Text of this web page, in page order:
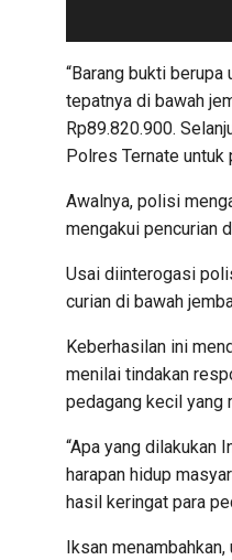
“Barang bukti
tepatnya di bawah
Rp89.820.900.
Polres Ternate
Awalnya, polisi
mengakui pencurian
Usai diinterogasi
curian di bawah
Keberhasilan ini
menilai tindakan
pedagang kecil yang
“Apa yang dilakukan
harapan hidup
hasil keringat para
Iksan